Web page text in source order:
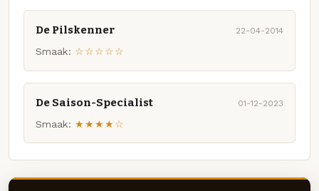
De Pilskenner 22-04-2014
Smaak: ☆☆☆☆☆
De Saison-Specialist 01-12-2023
Smaak: ★★★★☆